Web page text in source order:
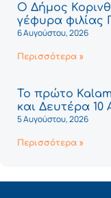
Ο Δήμος
γέφυρα φιλίας
6 Αυγούστου, 2026
Περισσότερα »
Το πρώτο
και Δευτέρα 10
5 Αυγούστου, 2026
Περισσότερα »